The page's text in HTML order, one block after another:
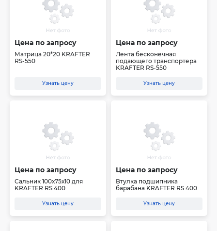
Цена по запросу
Матрица 20*20 KRAFTER
RS-550
Узнать цену
Цена по запросу
Лента бесконечная
подающего транспортера
KRAFTER RS-550
Узнать цену
Цена по запросу
Сальник 100х75х10 для
KRAFTER RS 400
Узнать цену
Цена по запросу
Втулка подшипника
барабана KRAFTER RS 400
Узнать цену